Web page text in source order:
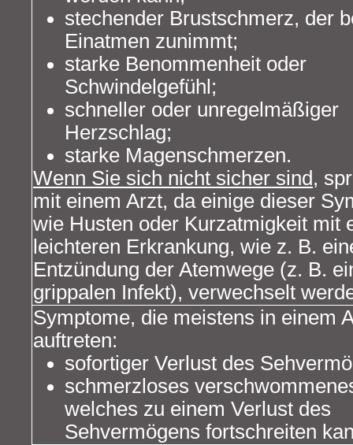
stechender Brustschmerz, der
Einatmen zunimmt;
starke Benommenheit oder
Schwindelgefühl;
schneller oder unregelmäßiger
Herzschlag;
starke Magenschmerzen.
Wenn Sie sich nicht sicher sind,
mit einem Arzt, da einige dieser
wie Husten oder Kurzatmigkeit mit
leichteren Erkrankung, wie z. B.
Entzündung der Atemwege (z. B.
grippalen Infekt), verwechselt
Symptome, die meistens in einem
auftreten:
sofortiger Verlust des
schmerzloses
welches zu einem Verlust des
Sehvermögens fortschreiten